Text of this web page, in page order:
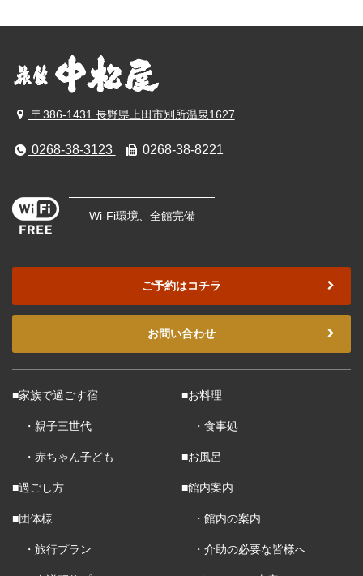
〒386-1431 長野県上田市別所温泉1627
0268-38-3123 0268-38-8221
Wi-Fi環境、全館完備
ご予約はコチラ
お問い合わせ
■家族で過ごす宿
・親子三世代
・赤ちゃん子ども
■過ごし方
■団体様
・旅行プラン
■お料理
・食事処
■お風呂
■館内案内
・館内の案内
・介助の必要な皆様へ